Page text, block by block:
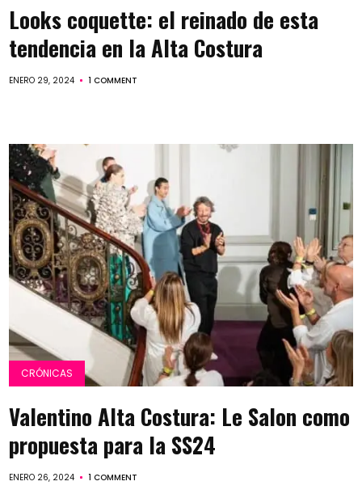
Looks coquette: el reinado de esta
tendencia en la Alta Costura
ENERO 29, 2024 1 COMMENT
CRÓNICAS
Valentino Alta Costura: Le Salon como
propuesta para la SS24
ENERO 26, 2024 1 COMMENT